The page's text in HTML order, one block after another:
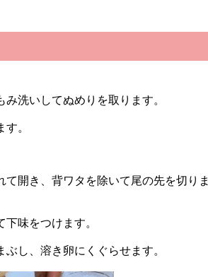
洗いしてぬめりを取ります。
。
開き、背ワタを除いて尾の先を切りま
味をつけます。
し、溶き卵にくぐらせます。